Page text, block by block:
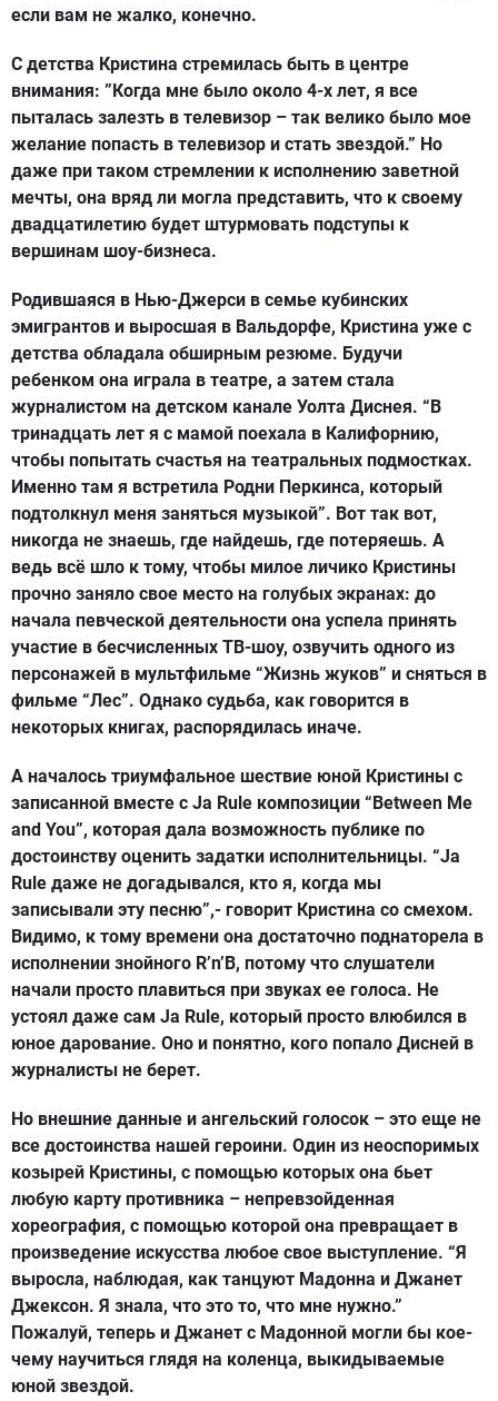
если вам не жалко, конечно.
С детства Кристина стремилась быть в центре
внимания: ”Когда мне было около 4-х лет, я все
пыталась залезть в телевизор – так велико было мое
желание попасть в телевизор и стать звездой.” Но
даже при таком стремлении к исполнению заветной
мечты, она вряд ли могла представить, что к своему
двадцатилетию будет штурмовать подступы к
вершинам шоу-бизнеса.
Родившаяся в Нью-Джерси в семье кубинских
эмигрантов и выросшая в Вальдорфе, Кристина уже с
детства обладала обширным резюме. Будучи
ребенком она играла в театре, а затем стала
журналистом на детском канале Уолта Диснея. “В
тринадцать лет я с мамой поехала в Калифорнию,
чтобы попытать счастья на театральных подмостках.
Именно там я встретила Родни Перкинса, который
подтолкнул меня заняться музыкой”. Вот так вот,
никогда не знаешь, где найдешь, где потеряешь. А
ведь всё шло к тому, чтобы милое личико Кристины
прочно заняло свое место на голубых экранах: до
начала певческой деятельности она успела принять
участие в бесчисленных ТВ-шоу, озвучить одного из
персонажей в мультфильме “Жизнь жуков” и сняться в
фильме “Лес”. Однако судьба, как говорится в
некоторых книгах, распорядилась иначе.
А началось триумфальное шествие юной Кристины с
записанной вместе с Ja Rule композиции “Between Me
and You”, которая дала возможность публике по
достоинству оценить задатки исполнительницы. “Ja
Rule даже не догадывался, кто я, когда мы
записывали эту песню”,- говорит Кристина со смехом.
Видимо, к тому времени она достаточно поднаторела в
исполнении знойного R’n’B, потому что слушатели
начали просто плавиться при звуках ее голоса. Не
устоял даже сам Ja Rule, который просто влюбился в
юное дарование. Оно и понятно, кого попало Дисней в
журналисты не берет.
Но внешние данные и ангельский голосок – это еще не
все достоинства нашей героини. Один из неоспоримых
козырей Кристины, с помощью которых она бьет
любую карту противника – непревзойденная
хореография, с помощью которой она превращает в
произведение искусства любое свое выступление. “Я
выросла, наблюдая, как танцуют Мадонна и Джанет
Джексон. Я знала, что это то, что мне нужно.”
Пожалуй, теперь и Джанет с Мадонной могли бы кое-
чему научиться глядя на коленца, выкидываемые
юной звездой.